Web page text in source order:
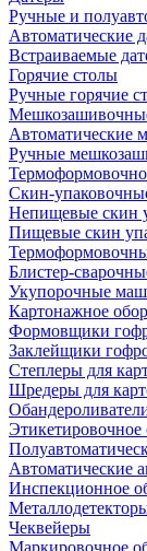
Ручные и
Автоматические
Встраиваемые
Горячие столы
Ручные горячие
Автоматические
Ручные
Скин-
Непищевые скин
Пищевые скин
Блистер-
Укупорочные
Картонажное
Формовщики
Заклейщики
Степлеры для
Шредеры для
Этикетировочное
Автоматические
Инспекционное
Чеквейеры
Маркировочное